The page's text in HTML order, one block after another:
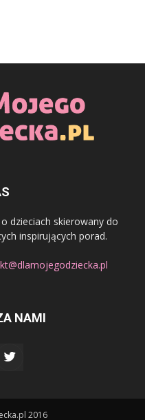
dzieciach skierowany do
inspirujących porad.
NAMI
2016